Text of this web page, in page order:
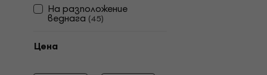
На разположение
веднага (45)
Цена